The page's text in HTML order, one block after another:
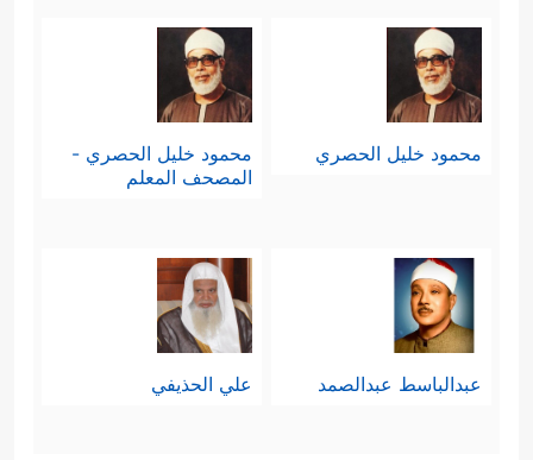
محمود خليل الحصري
محمود خليل الحصري -
المصحف المعلم
عبدالباسط عبدالصمد علي الحذيفي